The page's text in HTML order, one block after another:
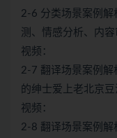
2-6 分类场景案例解
测、情感分析、内
视频：
2-7 翻译场景案例解
的绅士爱上老北京
视频：
2-8 翻译场景案例解